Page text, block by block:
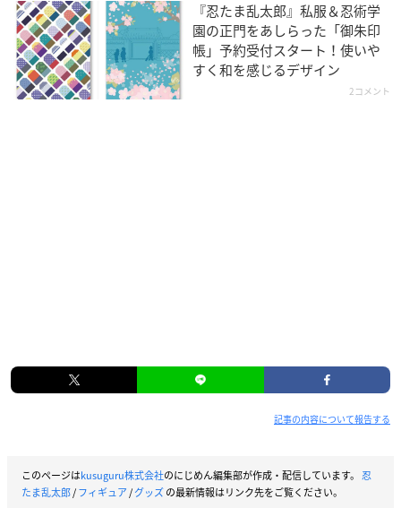
『忍たま乱太郎』私服＆忍術学
園の正門をあしらった「御朱印
帳」予約受付スタート！使いや
すく和を感じるデザイン
2コメント
記事の内容について報告する
このページはkusuguru株式会社のにじめん編集部が作成・配信しています。 忍
たま乱太郎/フィギュア/グッズの最新情報はリンク先をご覧ください。